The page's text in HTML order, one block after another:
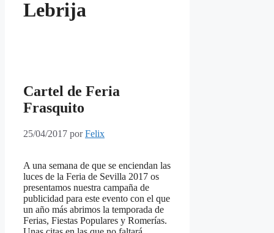
Lebrija
Cartel de Feria
Frasquito
25/04/2017 porFelix
A una semana de que se enciendan las
luces de la Feria de Sevilla 2017 os
presentamos nuestra campaña de
publicidad para este evento con el que
un año más abrimos la temporada de
Ferias, Fiestas Populares y Romerías.